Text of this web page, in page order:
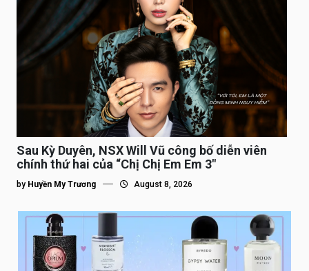
Sau Kỳ Duyên, NSX Will Vũ công bố diễn viên
chính thứ hai của “Chị Chị Em Em 3″
by Huyền My Trương August 8, 2026